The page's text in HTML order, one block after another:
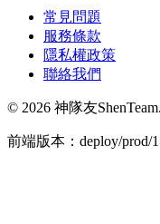
常見問題
服務條款
隱私權政策
聯絡我們
© 2026 神隊友
前端版本：deploy/prod/